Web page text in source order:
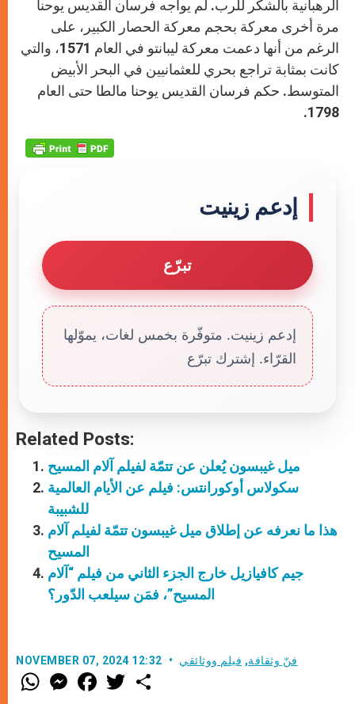
الرهبانية بالشكر للرب. لم يواجه فرسان القديس يوحنا
مرة أخرى معركة بحجم معركة الحصار الكبير، على
الرغم من أنها دعمت معركة ليبانتو في العام 1571، والتي
كانت بمثابة تراجع بحري للعثمانيين في البحر الأبيض
المتوسط. حكم فرسان القديس يوحنا مالطا حتى العام
1798.
إدعم زينيت
تبرّع
إدعم زينيت. متوفّرة بخمس لغات، يموّلها
القرّاء. إشترك تبرّع
Related Posts:
ميل غيبسون يُعلن عن تتمّة لفيلم آلام المسيح
سكولاس أوكورانتس: فيلم عن الأيام العالمية
للشبيبة
هذا ما نعرفه عن إطلاق ميل غيبسون تتمّة لفيلم آلام
المسيح
جيم كافيازيل خارج الجزء الثاني من فيلم “آلام
المسيح”، فمَن سيلعب الدّور؟
NOVEMBER 07, 2024 12:32 فنّ وثقافة, فيلم ووثائقي
W
h
M
e
F
a
T
w